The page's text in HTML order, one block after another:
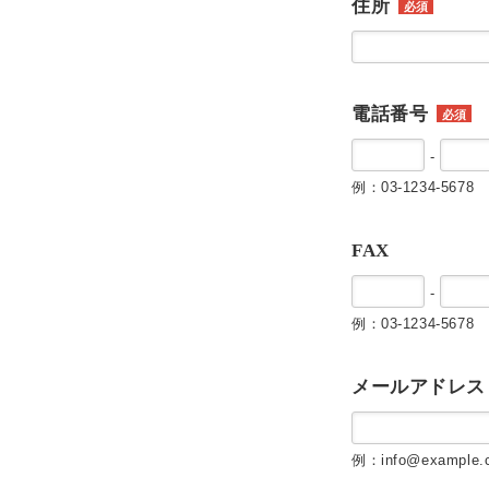
住所 必須
電話番号 必須
-
例：03-1234-5678
FAX
-
例：03-1234-5678
メールアドレス
例：